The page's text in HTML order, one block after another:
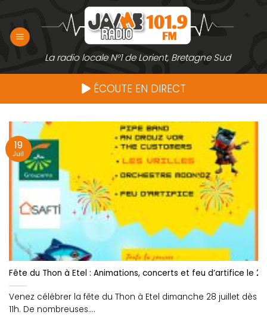
contenu
La radio locale N°1 de Lorient, Bretagne Sud
ÉCOUTE EN DIRECT
Fête du Thon à Etel : Animations, concerts et feu d’artifice le
Venez célébrer la fête du Thon à Etel dimanche 28 juillet dès
11h. De nombreuses....
19
Juil